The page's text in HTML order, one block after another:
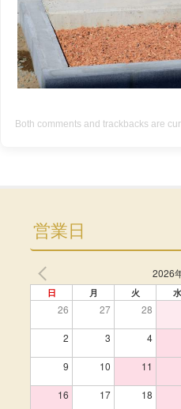
Both comments and trackbacks are
営業日
2026
日 月 火 水
26 27 28
2 3 4
9 10 11
16 17 18